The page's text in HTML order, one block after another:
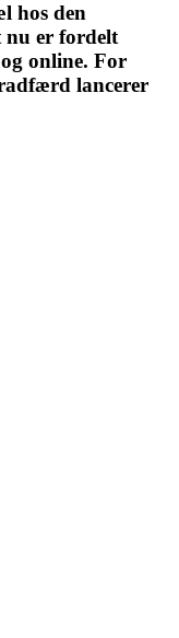
hos den
nu er fordelt
online. For
lancerer